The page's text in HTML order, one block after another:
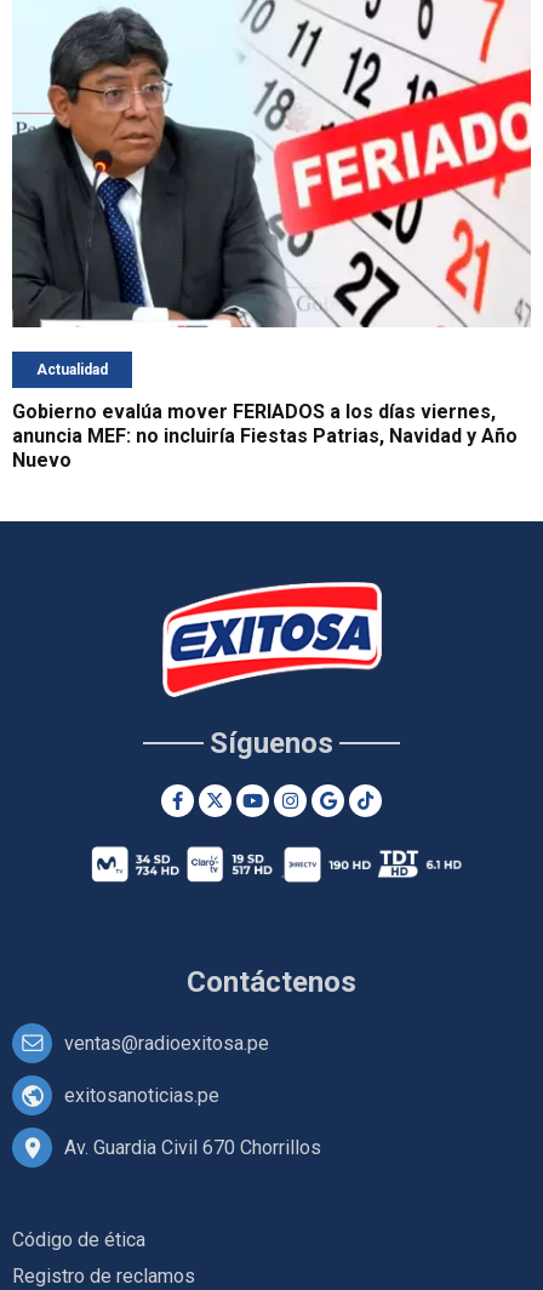
Actualidad
Gobierno evalúa mover FERIADOS a los días viernes,
anuncia MEF: no incluiría Fiestas Patrias, Navidad y Año
Nuevo
Contáctenos
ventas@radioexitosa.pe
exitosanoticias.pe
Av. Guardia Civil 670 Chorrillos
Síguenos
Código de ética
Registro de reclamos